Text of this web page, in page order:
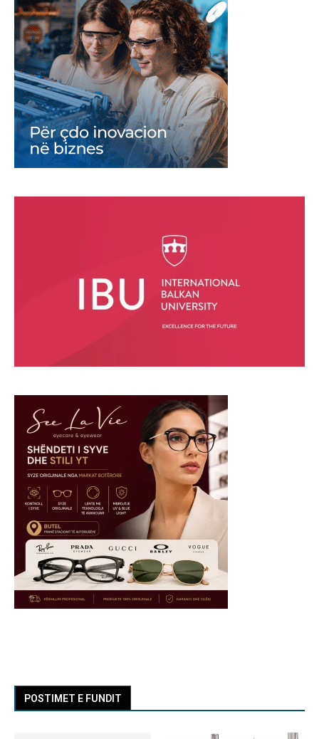
POSTIMET E FUNDIT